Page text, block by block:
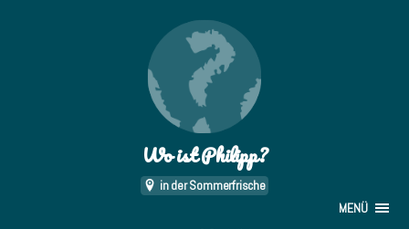
Wo ist Philipp?
in der Sommerfrische
MENÜ